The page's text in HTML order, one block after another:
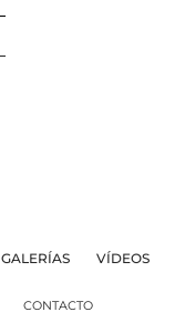
GALERÍAS VÍDEOS
CONTACTO